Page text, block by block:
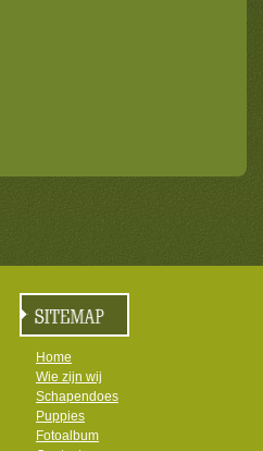
Home
Wie zijn wij
Schapendoes
Puppies
Fotoalbum